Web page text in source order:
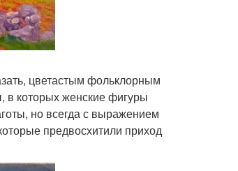
цветастым фольклорным
в которых женские фигуры
но всегда с выражением
предвосхитили приход